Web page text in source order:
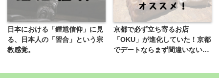
日本における「鍾馗信仰」に見
る、日本人の「習合」という宗
教感覚。
京都で必ず立ち寄るお店
「OKU」が進化していた！京都
でデートならまず間違いない